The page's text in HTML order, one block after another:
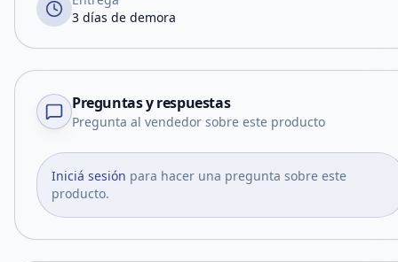
3 días de demora
Preguntas y respuestas
Pregunta al vendedor sobre este producto
Iniciá sesión para hacer una pregunta sobre este
producto.